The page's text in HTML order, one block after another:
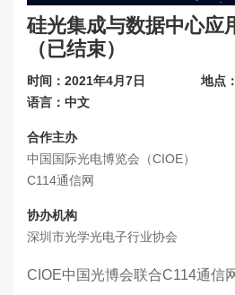
联系我们
关于展会
硅光集成与数据中心应
（已结束）
时间：2021年4月7日
地点
语言：中文
合作主办
中国国际光电博览会（CIOE）
C114通信网
协办机构
深圳市光学光电子行业协会
CIOE中国光博会联合C114通信